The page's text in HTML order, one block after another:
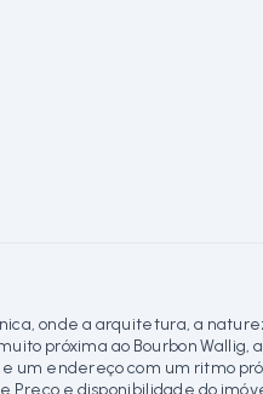
onde a arquitetura, a
próxima ao Bourbon Wallig,
um endereço com um ritmo
e disponibilidade do